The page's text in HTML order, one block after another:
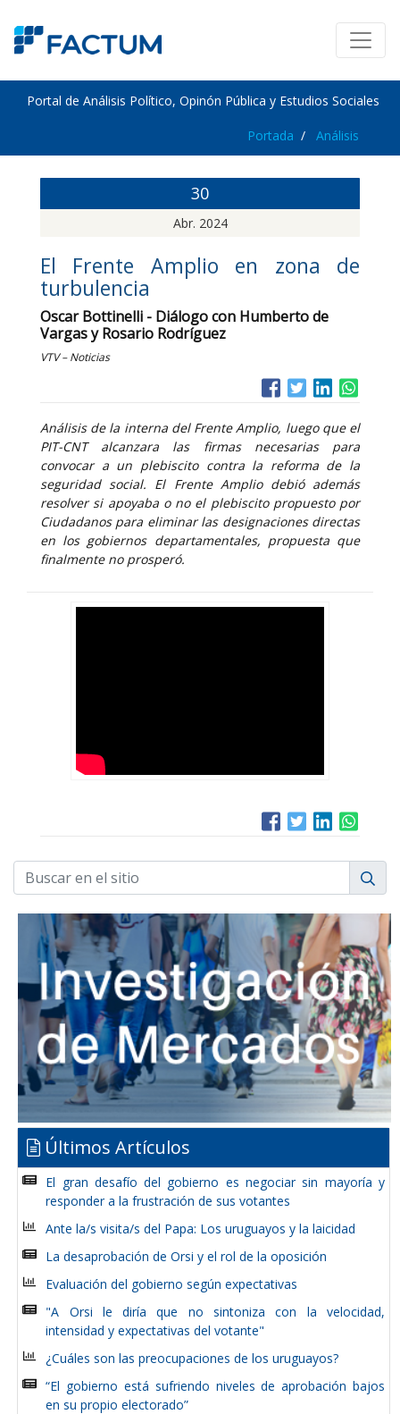
Portal de Análisis Político, Opinón Pública y Estudios Sociales
Portada Análisis
30
Abr. 2024
El Frente Amplio en zona de
turbulencia
Oscar Bottinelli - Diálogo con Humberto de
Vargas y Rosario Rodríguez
VTV – Noticias
Análisis de la interna del Frente Amplio, luego que el
PIT-CNT alcanzara las firmas necesarias para
convocar a un plebiscito contra la reforma de la
seguridad social. El Frente Amplio debió además
resolver si apoyaba o no el plebiscito propuesto por
Ciudadanos para eliminar las designaciones directas
en los gobiernos departamentales, propuesta que
finalmente no prosperó.
Últimos Artículos
El gran desafío del gobierno es negociar sin mayoría y
responder a la frustración de sus votantes
Ante la/s visita/s del Papa: Los uruguayos y la laicidad
La desaprobación de Orsi y el rol de la oposición
Evaluación del gobierno según expectativas
"A Orsi le diría que no sintoniza con la velocidad,
intensidad y expectativas del votante"
¿Cuáles son las preocupaciones de los uruguayos?
“El gobierno está sufriendo niveles de aprobación bajos
en su propio electorado”